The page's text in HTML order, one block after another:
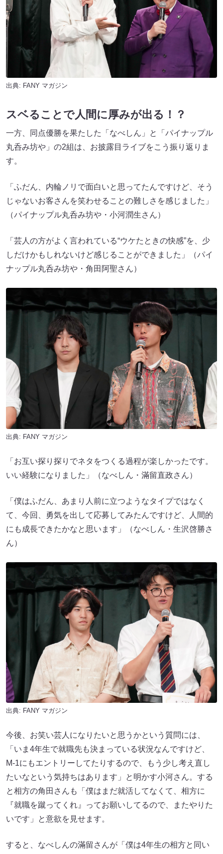
出典: FANY マガジン
スベることで人間に厚みが出る！？
一方、同点優勝を果たした「なべしん」と「パイナップル
丸呑み坊や」の2組は、お披露目ライブをこう振り返りま
す。
「ふだん、内輪ノリで面白いと思ってたんですけど、そう
じゃないお客さんを笑わせることの難しさを感じました」
（パイナップル丸呑み坊や・小河潤生さん）
「芸人の方がよく言われている“ウケたときの快感”を、少
しだけかもしれないけど感じることができました」（パイ
ナップル丸呑み坊や・角田阿聖さん）
出典: FANY マガジン
「お互い探り探りでネタをつくる過程が楽しかったです。
いい経験になりました」（なべしん・滿留直政さん）
「僕はふだん、あまり人前に立つようなタイプではなく
て、今回、勇気を出して応募してみたんですけど、人間的
にも成長できたかなと思います」（なべしん・生沢啓勝さ
ん）
出典: FANY マガジン
今後、お笑い芸人になりたいと思うかという質問には、
「いま4年生で就職先も決まっている状況なんですけど、
M-1にもエントリーしてたりするので、もう少し考え直し
たいなという気持ちはあります」と明かす小河さん。する
と相方の角田さんも「僕はまだ就活してなくて、相方に
『就職を蹴ってくれ』ってお願いしてるので、またやりた
いです」と意欲を見せます。
すると、なべしんの滿留さんが「僕は4年生の相方と同い